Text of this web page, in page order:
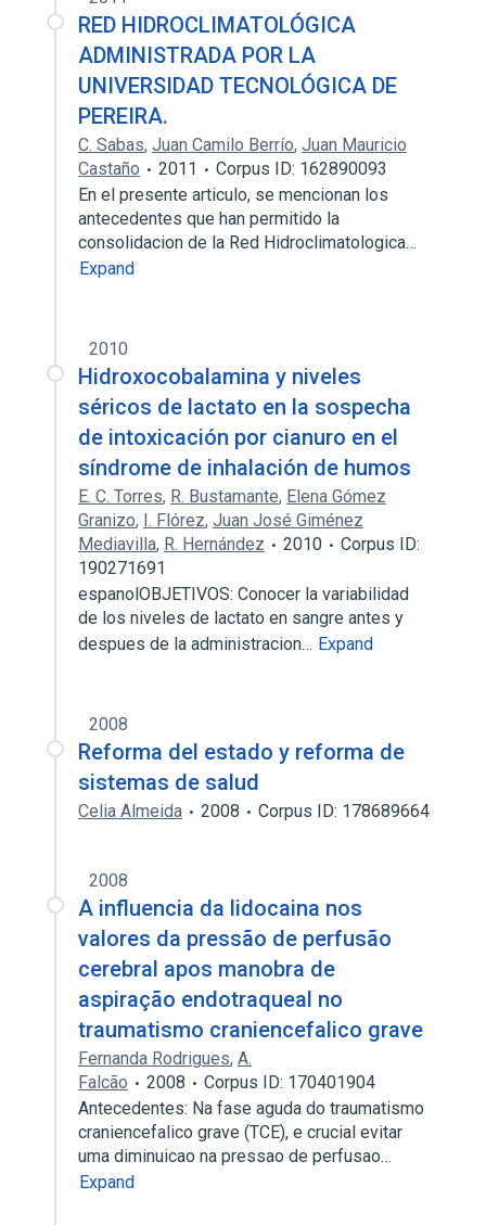
RED HIDROCLIMATOLÓGICA
ADMINISTRADA POR LA
UNIVERSIDAD TECNOLÓGICA DE
PEREIRA.
C. Sabas, Juan Camilo Berrío, Juan Mauricio
Castaño
2011
Corpus ID: 162890093
En el presente articulo, se mencionan los
antecedentes que han permitido la
consolidacion de la Red Hidroclimatologica…
Expand
2010
Hidroxocobalamina y niveles
séricos de lactato en la sospecha
de intoxicación por cianuro en el
síndrome de inhalación de humos
E. C. Torres, R. Bustamante, Elena Gómez
Granizo, I. Flórez, Juan José Giménez
Mediavilla, R. Hernández 2010
Corpus ID:
190271691
espanolOBJETIVOS: Conocer la variabilidad
de los niveles de lactato en sangre antes y
despues de la administracion… Expand
2008
Reforma del estado y reforma de
sistemas de salud
Celia Almeida 2008 Corpus ID: 178689664
2008
A influencia da lidocaina nos
valores da pressão de perfusão
cerebral apos manobra de
aspiração endotraqueal no
traumatismo craniencefalico grave
Fernanda Rodrigues, A.
Falcão
2008
Corpus ID: 170401904
Antecedentes: Na fase aguda do traumatismo
craniencefalico grave (TCE), e crucial evitar
uma diminuicao na pressao de perfusao…
Expand